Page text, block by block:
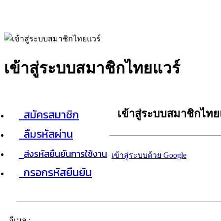
เข้าสู่ระบบสมาชิกไทยแวร์
สมัครสมาชิก
ลืมรหัสผ่าน
ส่งรหัสยืนยันการใช้งาน
กรอกรหัสยืนยัน
เข้าสู่ระบบสมาชิกไท
เข้าสู่ระบบด้วย Google